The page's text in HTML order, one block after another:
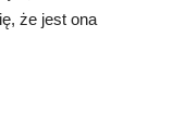
że jest ona